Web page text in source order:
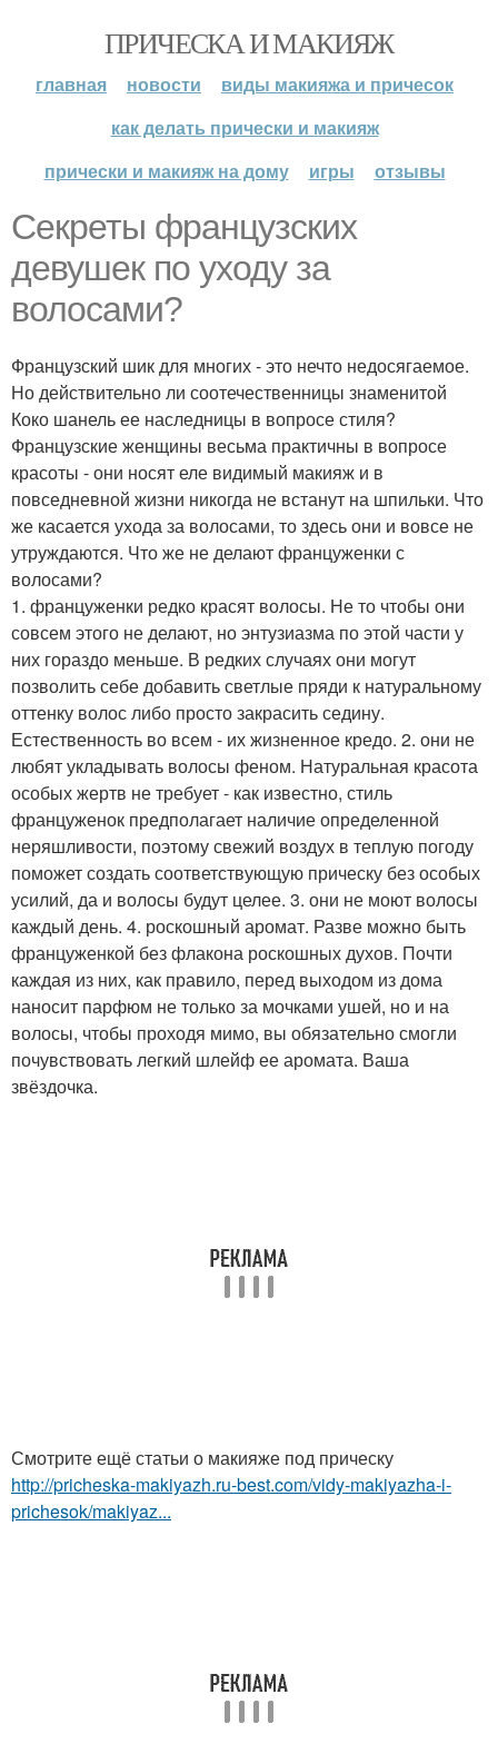
ПРИЧЕСКА И МАКИЯЖ
главная новости
виды макияжа и причесок
как делать прически и макияж
прически и макияж на дому
игры отзывы
Секреты французских
девушек по уходу за
волосами?
Французский шик для многих - это нечто недосягаемое.
Но действительно ли соотечественницы знаменитой
Коко шанель ее наследницы в вопросе стиля?
Французские женщины весьма практичны в вопросе
красоты - они носят еле видимый макияж и в
повседневной жизни никогда не встанут на шпильки. Что
же касается ухода за волосами, то здесь они и вовсе не
утруждаются. Что же не делают француженки с
волосами?
1. француженки редко красят волосы. Не то чтобы они
совсем этого не делают, но энтузиазма по этой части у
них гораздо меньше. В редких случаях они могут
позволить себе добавить светлые пряди к натуральному
оттенку волос либо просто закрасить седину.
Естественность во всем - их жизненное кредо. 2. они не
любят укладывать волосы феном. Натуральная красота
особых жертв не требует - как известно, стиль
француженок предполагает наличие определенной
неряшливости, поэтому свежий воздух в теплую погоду
поможет создать соответствующую прическу без особых
усилий, да и волосы будут целее. 3. они не моют волосы
каждый день. 4. роскошный аромат. Разве можно быть
француженкой без флакона роскошных духов. Почти
каждая из них, как правило, перед выходом из дома
наносит парфюм не только за мочками ушей, но и на
волосы, чтобы проходя мимо, вы обязательно смогли
почувствовать легкий шлейф ее аромата. Ваша
звёздочка.
Смотрите ещё статьи о макияже под прическу
http://pricheska-makiyazh.ru-best.com/vidy-makiyazha-i-
prichesok/makiyaz...